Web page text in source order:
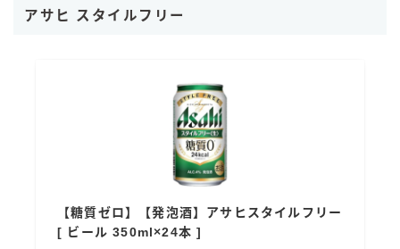
アサヒ スタイルフリー
【糖質ゼロ】【発泡酒】アサヒスタイルフリー
[ ビール 350ml×24本 ]